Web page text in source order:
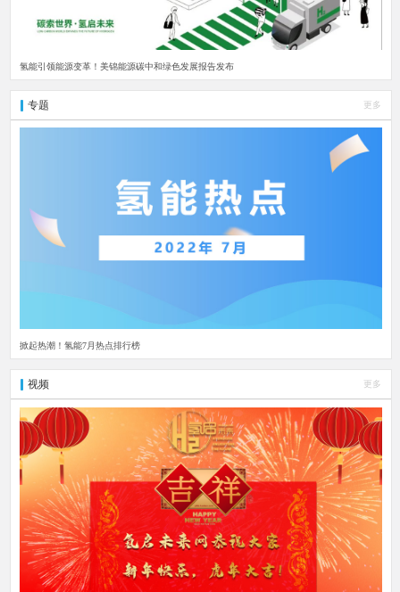
氢能引领能源变革！美锦能源碳中和绿色发展报告发布
专题 更多
掀起热潮！氢能7月热点排行榜
视频 更多